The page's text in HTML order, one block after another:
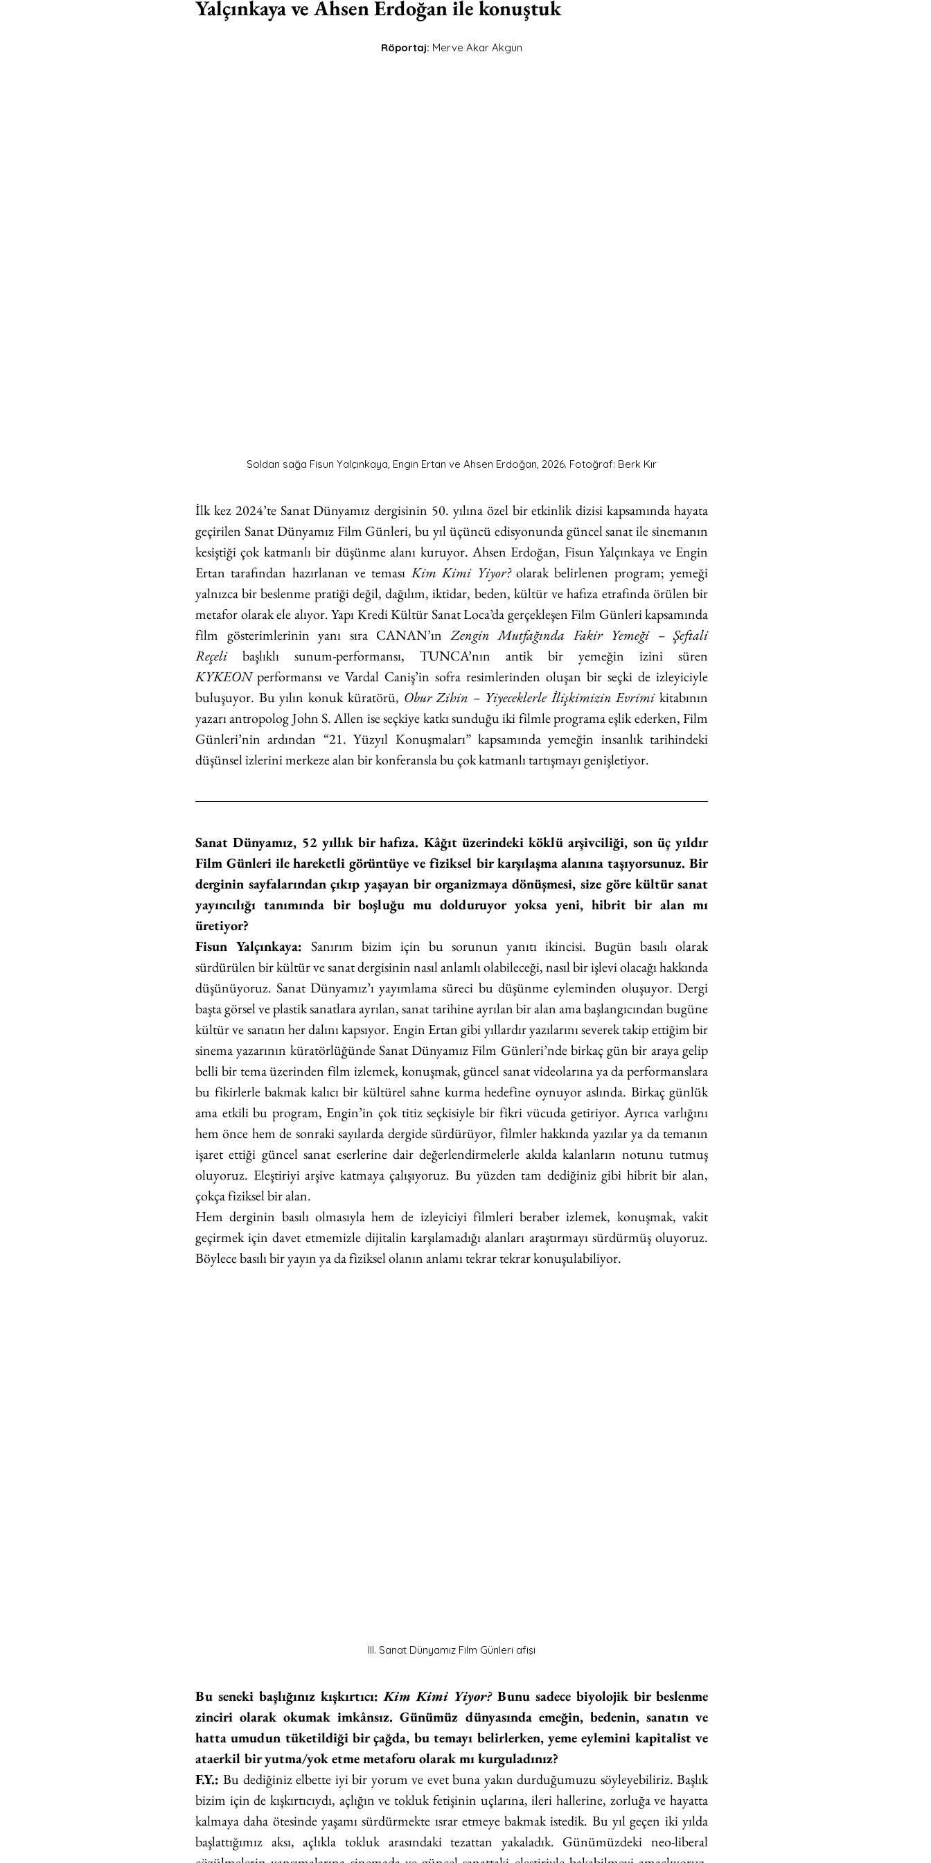
Yalçınkaya ve Ahsen Erdoğan ile konuştuk
Röportaj: Merve Akar Akgün
Soldan sağa Fisun Yalçınkaya, Engin Ertan ve Ahsen Erdoğan, 2026. Fotoğraf: Berk Kır
İlk kez 2024’te Sanat Dünyamız dergisinin 50. yılına özel bir etkinlik dizisi kapsamında hayata
geçirilen Sanat Dünyamız Film Günleri, bu yıl üçüncü edisyonunda güncel sanat ile sinemanın
kesiştiği çok katmanlı bir düşünme alanı kuruyor. Ahsen Erdoğan, Fisun Yalçınkaya ve Engin
Ertan tarafından hazırlanan ve teması Kim Kimi Yiyor? olarak belirlenen program; yemeği
yalnızca bir beslenme pratiği değil, dağılım, iktidar, beden, kültür ve hafıza etrafında örülen bir
metafor olarak ele alıyor. Yapı Kredi Kültür Sanat Loca’da gerçekleşen Film Günleri kapsamında
film gösterimlerinin yanı sıra CANAN’ın Zengin Mutfağında Fakir Yemeği – Şeftali
Reçeli
KYKEON performansı ve Vardal Caniş’in sofra resimlerinden oluşan bir seçki de izleyiciyle
buluşuyor. Bu yılın konuk küratörü, Obur Zihin – Yiyeceklerle İlişkimizin Evrimi kitabının
yazarı antropolog John S. Allen ise seçkiye katkı sunduğu iki filmle programa eşlik ederken, Film
Günleri’nin ardından “21. Yüzyıl Konuşmaları” kapsamında yemeğin insanlık tarihindeki
düşünsel izlerini merkeze alan bir konferansla bu çok katmanlı tartışmayı genişletiyor.
Sanat Dünyamız, 52 yıllık bir hafıza. Kâğıt üzerindeki köklü arşivciliği, son üç yıldır
Film Günleri ile hareketli görüntüye ve fiziksel bir karşılaşma alanına taşıyorsunuz. Bir
derginin sayfalarından çıkıp yaşayan bir organizmaya dönüşmesi, size göre kültür sanat
yayıncılığı tanımında bir boşluğu mu dolduruyor yoksa yeni, hibrit bir alan mı
üretiyor?
Fisun Yalçınkaya: Sanırım bizim için bu sorunun yanıtı ikincisi. Bugün basılı olarak
sürdürülen bir kültür ve sanat dergisinin nasıl anlamlı olabileceği, nasıl bir işlevi olacağı hakkında
düşünüyoruz. Sanat Dünyamız’ı yayımlama süreci bu düşünme eyleminden oluşuyor. Dergi
başta görsel ve plastik sanatlara ayrılan, sanat tarihine ayrılan bir alan ama başlangıcından bugüne
kültür ve sanatın her dalını kapsıyor. Engin Ertan gibi yıllardır yazılarını severek takip ettiğim bir
sinema yazarının küratörlüğünde Sanat Dünyamız Film Günleri’nde birkaç gün bir araya gelip
belli bir tema üzerinden film izlemek, konuşmak, güncel sanat videolarına ya da performanslara
bu fikirlerle bakmak kalıcı bir kültürel sahne kurma hedefine oynuyor aslında. Birkaç günlük
ama etkili bu program, Engin’in çok titiz seçkisiyle bir fikri vücuda getiriyor. Ayrıca varlığını
hem önce hem de sonraki sayılarda dergide sürdürüyor, filmler hakkında yazılar ya da temanın
işaret ettiği güncel sanat eserlerine dair değerlendirmelerle akılda kalanların notunu tutmuş
oluyoruz. Eleştiriyi arşive katmaya çalışıyoruz. Bu yüzden tam dediğiniz gibi hibrit bir alan,
çokça fiziksel bir alan.
Hem derginin basılı olmasıyla hem de izleyiciyi filmleri beraber izlemek, konuşmak, vakit
geçirmek için davet etmemizle dijitalin karşılamadığı alanları araştırmayı sürdürmüş oluyoruz.
Böylece basılı bir yayın ya da fiziksel olanın anlamı tekrar tekrar konuşulabiliyor.
III. Sanat Dünyamız Film Günleri afişi
Bu seneki başlığınız kışkırtıcı: Kim Kimi Yiyor? Bunu sadece biyolojik bir beslenme
zinciri olarak okumak imkânsız. Günümüz dünyasında emeğin, bedenin, sanatın ve
hatta umudun tüketildiği bir çağda, bu temayı belirlerken, yeme eylemini kapitalist ve
ataerkil bir yutma/yok etme metaforu olarak mı kurguladınız?
F.Y.: Bu dediğiniz elbette iyi bir yorum ve evet buna yakın durduğumuzu söyleyebiliriz. Başlık
bizim için de kışkırtıcıydı, açlığın ve tokluk fetişinin uçlarına, ileri hallerine, zorluğa ve hayatta
kalmaya daha ötesinde yaşamı sürdürmekte ısrar etmeye bakmak istedik. Bu yıl geçen iki yılda
başlattığımız aksı, açlıkla tokluk arasındaki tezattan yakaladık. Günümüzdeki neo-liberal